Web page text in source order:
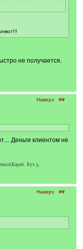
не получается.
Наверх ##
Деньги клиентом не
Буз.у,
Наверх ##